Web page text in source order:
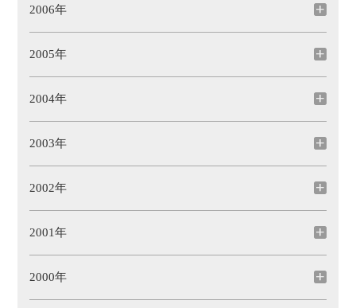
2006年
2005年
2004年
2003年
2002年
2001年
2000年